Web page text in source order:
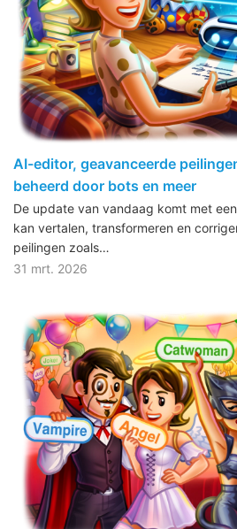
AI-editor, geavanceerde
beheerd door bots en meer
De update van vandaag komt met
kan vertalen, transformeren en
peilingen zoals…
31 mrt. 2026